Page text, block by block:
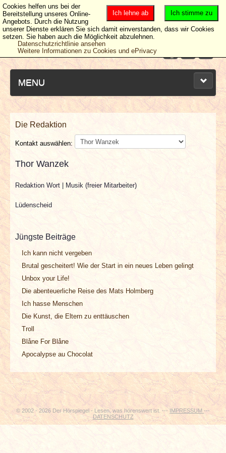
MENU
NEUESTE ARTIKEL
BERICHTE
VERLOSUNGEN
INTERVIEWS
REDAKTION
LINKS
ARCHIV
Die Redaktion
Kontakt auswählen:
Thor Wanzek
Redaktion Wort | Musik (freier Mitarbeiter)
Lüdenscheid
Jüngste Beiträge
Ich kann nicht vergeben
Brutal gescheitert! Wie der Start in ein neues Leben gelingt
Unbox your Life!
Die abenteuerliche Reise des Mats Holmberg
Ich hasse Menschen
Die Kunst, die Eltern zu enttäuschen
Troll
Blåne For Blåne
Apocalypse au Chocolat
© 2002 - 2026 Der Hörspiegel - Lesen, was hörenswert ist. ---IMPRESSUM ---
DATENSCHUTZ
Ich stimme zu
Ich lehne ab
Cookies helfen uns bei der
Bereitstellung unseres Online-
Angebots. Durch die Nutzung
unserer Dienste erklären Sie sich damit einverstanden, dass wir Cookies
setzen. Sie haben auch die Möglichkeit abzulehnen.
Datenschutzrichtlinie ansehen
Weitere Informationen zu Cookies und ePrivacy